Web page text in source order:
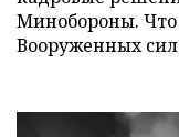
Минобороны.
Вооруженных